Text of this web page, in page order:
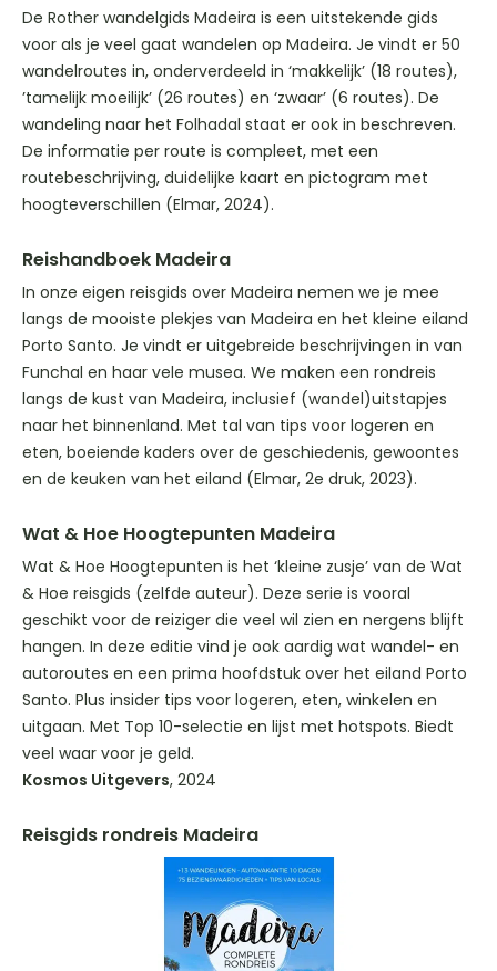
De Rother wandelgids Madeira is een uitstekende gids
voor als je veel gaat wandelen op Madeira. Je vindt er 50
wandelroutes in, onderverdeeld in ‘makkelijk’ (18 routes),
’tamelijk moeilijk’ (26 routes) en ‘zwaar’ (6 routes). De
wandeling naar het Folhadal staat er ook in beschreven.
De informatie per route is compleet, met een
routebeschrijving, duidelijke kaart en pictogram met
hoogteverschillen (Elmar, 2024).
Reishandboek Madeira
In onze eigen reisgids over Madeira nemen we je mee
langs de mooiste plekjes van Madeira en het kleine eiland
Porto Santo. Je vindt er uitgebreide beschrijvingen in van
Funchal en haar vele musea. We maken een rondreis
langs de kust van Madeira, inclusief (wandel)uitstapjes
naar het binnenland. Met tal van tips voor logeren en
eten, boeiende kaders over de geschiedenis, gewoontes
en de keuken van het eiland (Elmar, 2e druk, 2023).
Wat & Hoe Hoogtepunten Madeira
Wat & Hoe Hoogtepunten is het ‘kleine zusje’ van de Wat
& Hoe reisgids (zelfde auteur). Deze serie is vooral
geschikt voor de reiziger die veel wil zien en nergens blijft
hangen. In deze editie vind je ook aardig wat wandel- en
autoroutes en een prima hoofdstuk over het eiland Porto
Santo. Plus insider tips voor logeren, eten, winkelen en
uitgaan. Met Top 10-selectie en lijst met hotspots. Biedt
veel waar voor je geld.
Kosmos Uitgevers, 2024
Reisgids rondreis Madeira